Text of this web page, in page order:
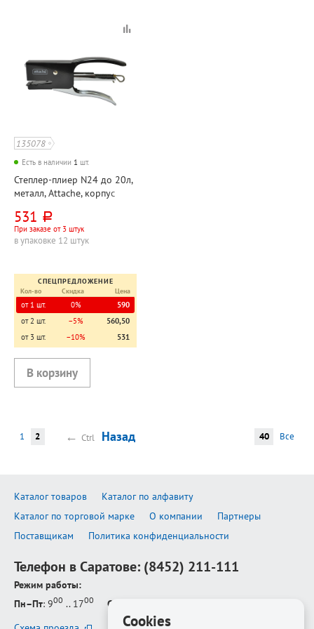
135078
Есть в наличии 1 шт.
Степлер-плиер N24 до 20л,
металл, Attache, корпус
531 руб.
При заказе от 3 штук
в упаковке 12 штук
СПЕЦПРЕДЛОЖЕНИЕ
Кол-во
Скидка Цена
от 1 шт. 0%
590
от 2 шт.
−5%
560,50
от 3 шт.
−10% 531
←Ctrl Назад
1 2 40 Все
Каталог товаров
Каталог по алфавиту
Каталог по торговой марке
О компании
Партнеры
Поставщикам
Политика конфиденциальности
Телефон в Саратове: (8452) 211-111
Режим работы:
Пн–Пт: 900 .. 1700 Сб–Вс
Cookies